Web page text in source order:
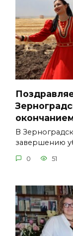
В
завершению
0 51